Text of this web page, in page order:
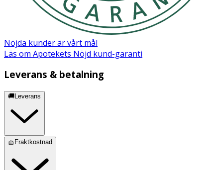
Nöjda kunder är vårt mål
Läs om Apotekets Nöjd kund-garanti
Leverans & betalning
🚚Leverans
🧺Fraktkostnad